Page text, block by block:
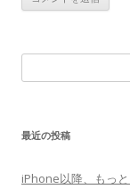
索
最近の投稿
iPhone以降、もっ